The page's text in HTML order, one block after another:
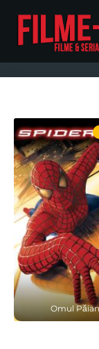
Omul